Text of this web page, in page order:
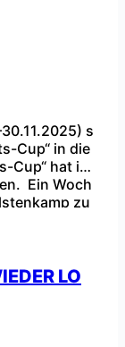
s
Cup“ in die
Cup“ hat in
Ein Woch
zu
der F
qualitativ
LO